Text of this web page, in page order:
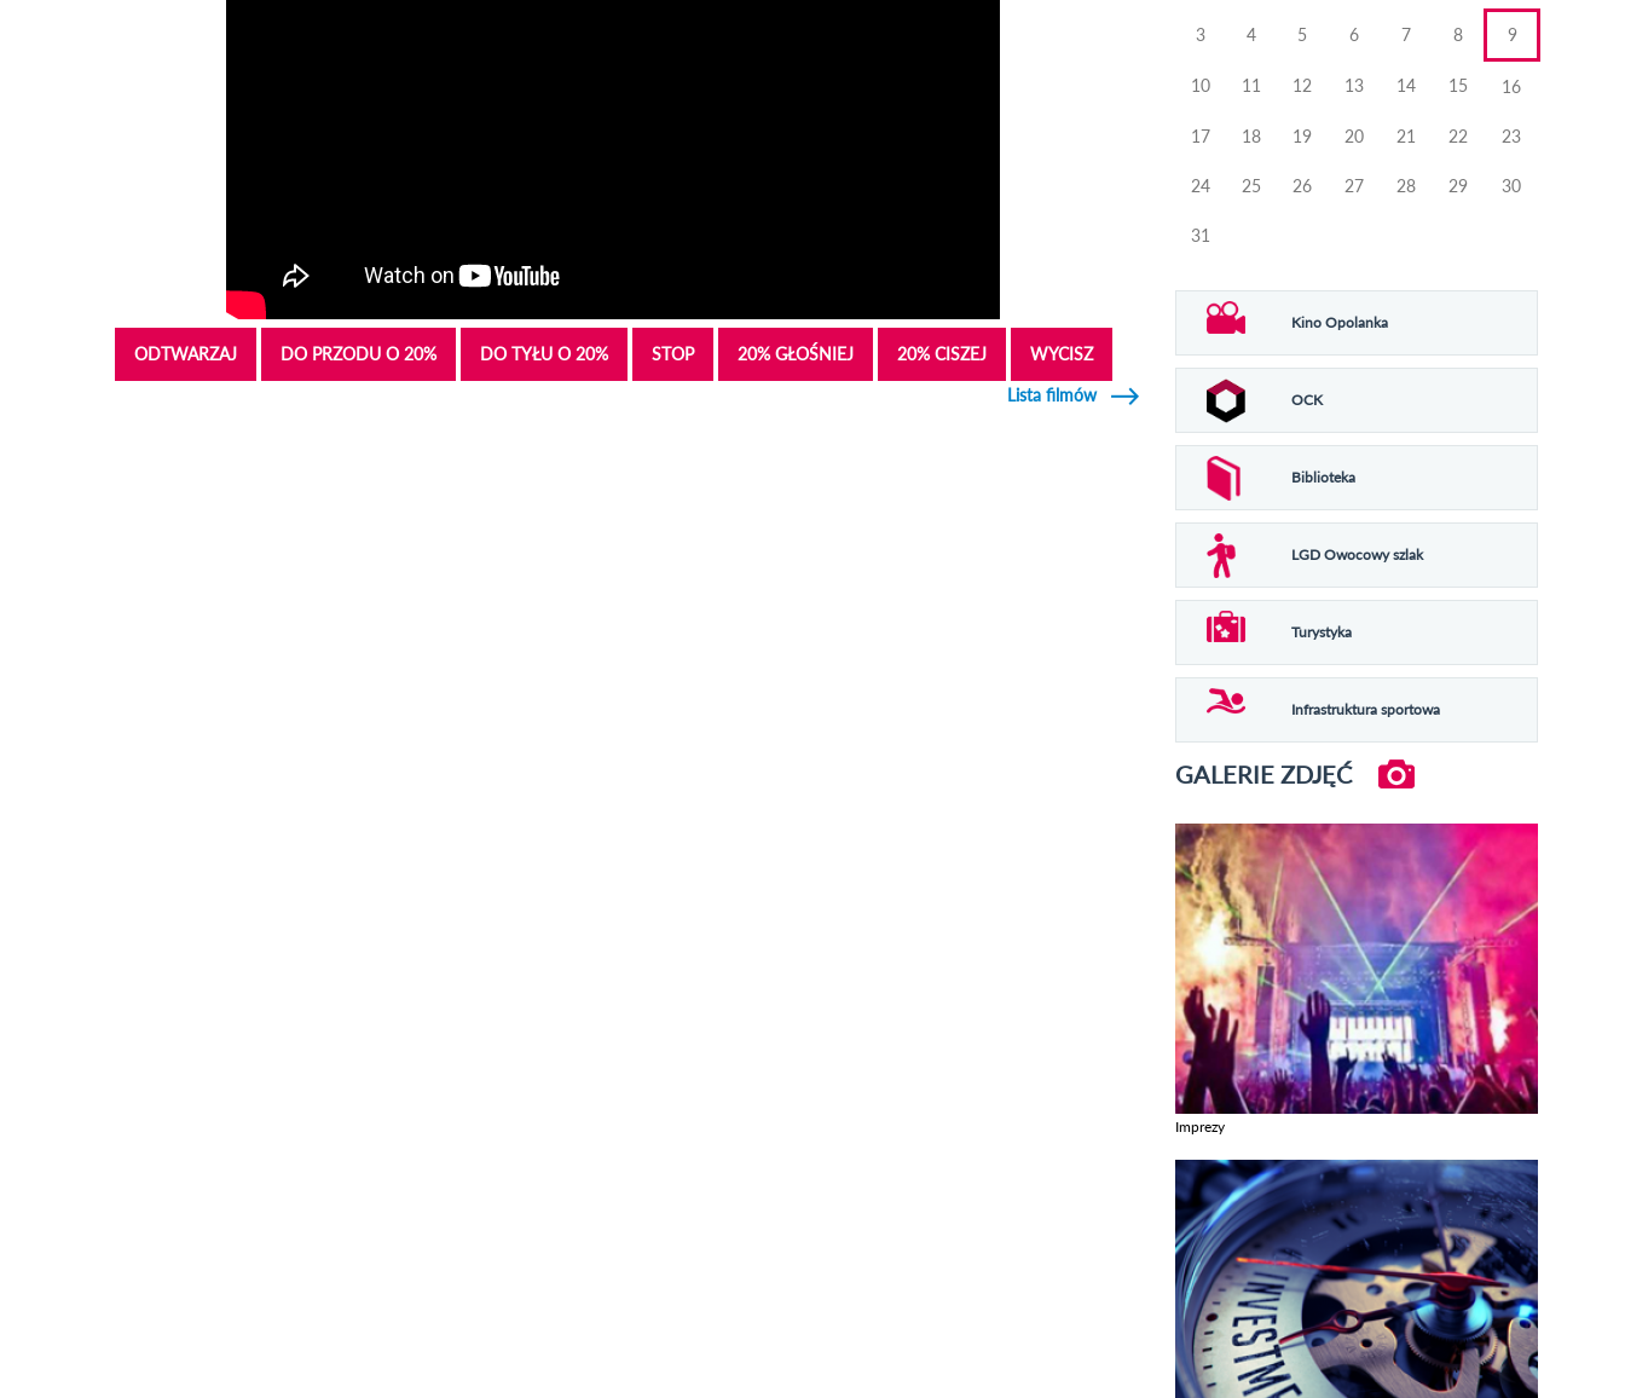
ODTWARZAJ DO PRZODU O 20% DO TYŁU O 20% STOP 20% GŁOŚNIEJ 20% CISZEJ
WYCISZ
Lista filmów
3 4 5 6 7 8 9
10 11 12 13 14 15 16
17 18 19 20 21 22 23
24 25 26 27 28 29 30
31
Kino Opolanka
OCK
Biblioteka
LGD Owocowy szlak
Turystyka
Infrastruktura sportowa
GALERIE ZDJĘĆ
Imprezy